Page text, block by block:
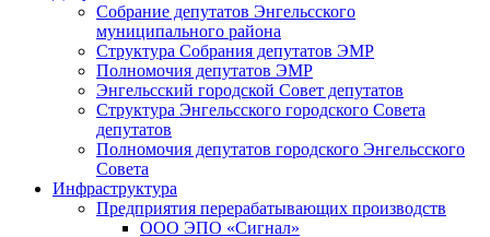
Собрание депутатов Энгельсского
муниципального района
Структура Собрания депутатов ЭМР
Полномочия депутатов ЭМР
Энгельсский городской Совет депутатов
Структура Энгельсского городского Совета
депутатов
Полномочия депутатов городского Энгельсского
Совета
Инфраструктура
Предприятия перерабатывающих производств
ООО ЭПО «Сигнал»